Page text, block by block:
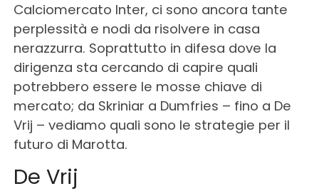
Calciomercato Inter, ci sono ancora tante
perplessità e nodi da risolvere in casa
nerazzurra. Soprattutto in difesa dove la
dirigenza sta cercando di capire quali
potrebbero essere le mosse chiave di
mercato; da Skriniar a Dumfries – fino a De
Vrij – vediamo quali sono le strategie per il
futuro di Marotta.
De Vrij